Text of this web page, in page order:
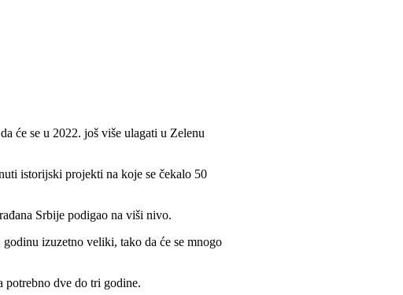
će se u 2022. još više ulagati u Zelenu
istorijski projekti na koje se čekalo 50
Srbije podigao na viši nivo.
izuzetno veliki, tako da će se mnogo
potrebno dve do tri godine.